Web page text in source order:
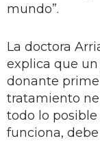
mundo”.
La doctora
explica que
donante
tratamiento
todo lo posible
funciona,